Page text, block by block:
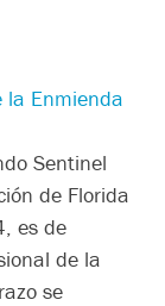
la Enmienda
Sentinel
de Florida
es de
de la
se